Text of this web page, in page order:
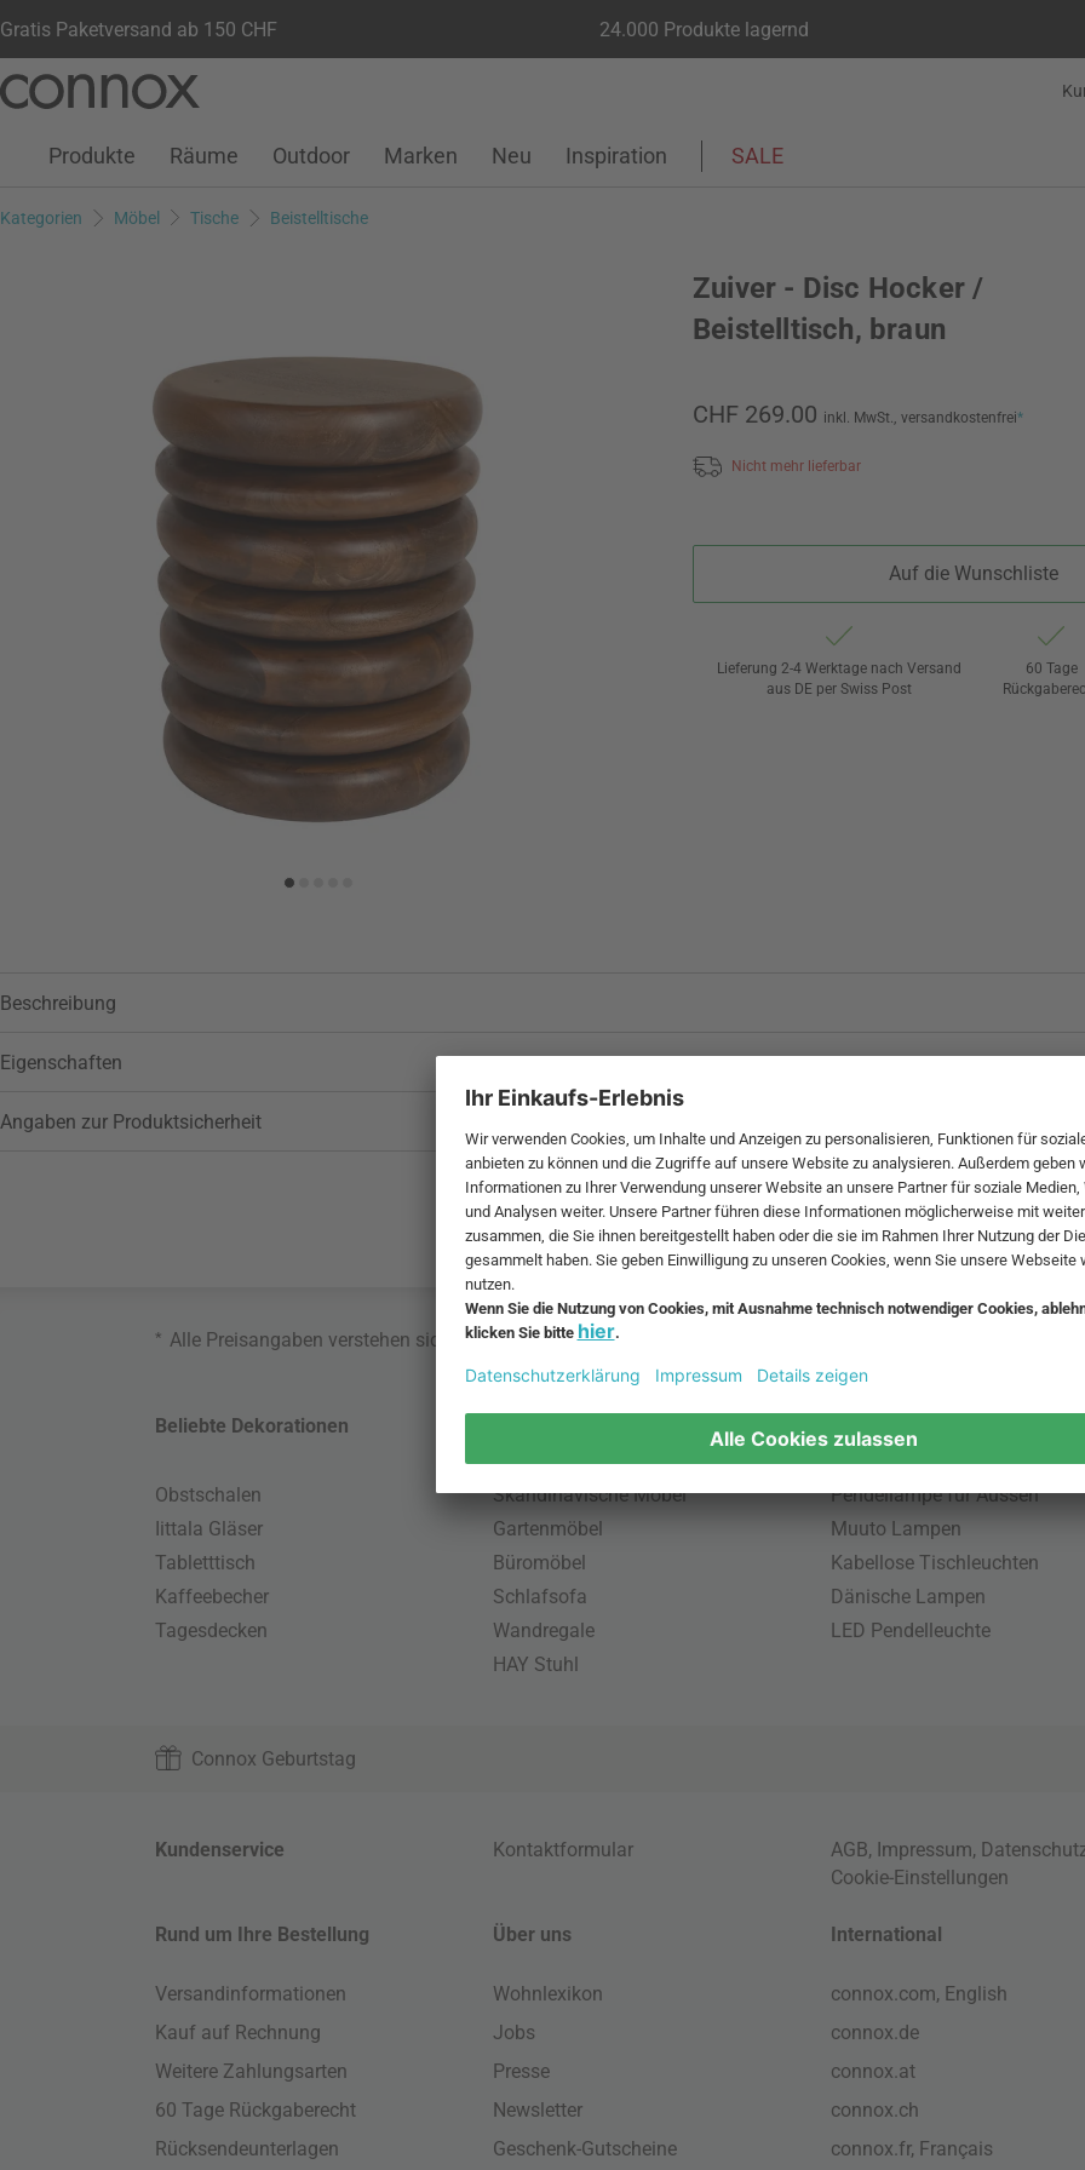
Gratis Paketversand ab 150 CHF 24.000 Produkte lagernd
Seiteninhalt
Suchfeld
Kundenkonto
Wunschliste
Warenkorb
Produkte Räume Outdoor Marken Neu Inspiration SALE
Kategorien Möbel Tische Beistelltische
Zuiver - Disc Hocker /
Beistelltisch, braun
CHF 269.00 inkl. MwSt., versandkostenfrei*
Nicht mehr lieferbar
Auf die Wunschliste
Lieferung 2-4 Werktage nach Versand
aus DE per Swiss Post
60 Tage
Beschreibung
Eigenschaften
Angaben zur Produktsicherheit
* Alle Preisangaben verstehen sich inklusive MwSt. und zzgl.
Beliebte Dekorationen
Obstschalen
Iittala Gläser
Tabletttisch
Kaffeebecher
Tagesdecken
Skandinavische Möbel
Gartenmöbel
Büromöbel
Schlafsofa
Wandregale
HAY Stuhl
Beliebte Leuchten
Pendellampe für Aussen
Muuto Lampen
Kabellose Tischleuchten
Dänische Lampen
LED Pendelleuchte
Connox Geburtstag
Kundenservice Kontaktformular AGB, Impressum,
Cookie-Einstellungen
Rund um Ihre Bestellung
Versandinformationen
Kauf auf Rechnung
Weitere Zahlungsarten
60 Tage Rückgaberecht
Rücksendeunterlagen
Über uns
Wohnlexikon
Jobs
Presse
Newsletter
Geschenk-Gutscheine
International
connox.com, English
connox.de
connox.at
connox.ch
connox.fr, Français